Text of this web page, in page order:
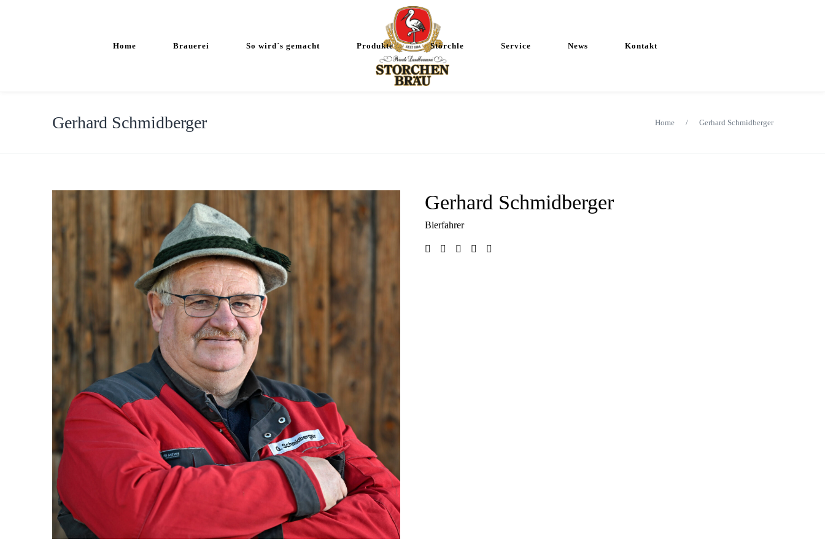
Home Brauerei So wird´s gemacht Produkte Störchle Service News Kontakt
Gerhard Schmidberger Home / Gerhard Schmidberger
Gerhard Schmidberger
Bierfahrer